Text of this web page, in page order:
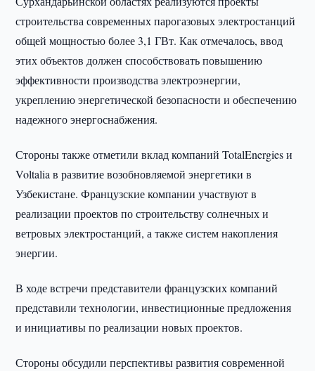
строительства современных парогазовых электростанций
общей мощностью более 3,1 ГВт. Как отмечалось, ввод
этих объектов должен способствовать повышению
эффективности производства электроэнергии,
укреплению энергетической безопасности и обеспечению
надежного энергоснабжения.
Стороны также отметили вклад компаний TotalEnergies и
Voltalia в развитие возобновляемой энергетики в
Узбекистане. Французские компании участвуют в
реализации проектов по строительству солнечных и
ветровых электростанций, а также систем накопления
энергии.
В ходе встречи представители французских компаний
представили технологии, инвестиционные предложения
и инициативы по реализации новых проектов.
Стороны обсудили перспективы развития современной